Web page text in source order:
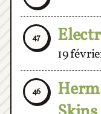
47
19
46
Skins,